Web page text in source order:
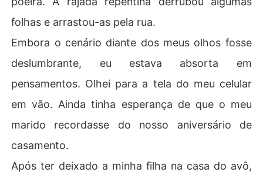
to libertá-la quanto destruí-la?
Será que o desejo pode reacender memórias... ou irá co
folhas e arrastou-as pela rua.
Embora o cenário diante dos meus olhos fosse
deslumbrante, eu estava absorta em
pensamentos. Olhei para a tela do meu celular
em vão. Ainda tinha esperança de que o meu
marido recordasse do nosso aniversário de
casamento.
Após ter deixado a minha filha na casa do avô,